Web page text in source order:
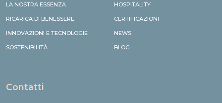
LA NOSTRA ESSENZA
RICARICA DI BENESSERE
INNOVAZIONI E TECNOLOGIE
SOSTENIBILITÀ
HOSPITALITY
CERTIFICAZIONI
NEWS
BLOG
Contatti